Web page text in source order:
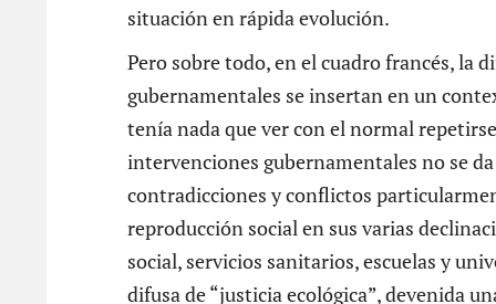
situación en rápida evolución.
Pero sobre todo, en el cuadro francés, la
gubernamentales se insertan en un
tenía nada que ver con el normal
intervenciones gubernamentales no se
contradicciones y conflictos
reproducción social en sus varias
social, servicios sanitarios, escuelas y
difusa de “justicia ecológica”, devenida